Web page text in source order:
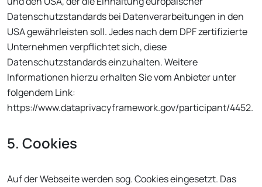
Datenschutzstandards bei Datenverarbeitungen in den
USA gewährleisten soll. Jedes nach dem DPF zertifizierte
Unternehmen verpflichtet sich, diese
Datenschutzstandards einzuhalten. Weitere
Informationen hierzu erhalten Sie vom Anbieter unter
folgendem Link:
https://www.dataprivacyframework.gov/participant/4452.
5. Cookies
Auf der Webseite werden sog. Cookies eingesetzt. Das